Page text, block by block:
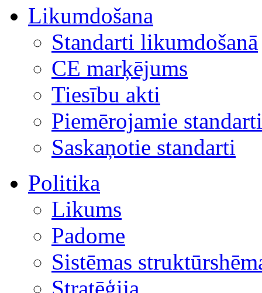
Likumdošana
Standarti likumdošanā
CE marķējums
Tiesību akti
Piemērojamie standarti
Saskaņotie standarti
Politika
Likums
Padome
Sistēmas
Stratēģija